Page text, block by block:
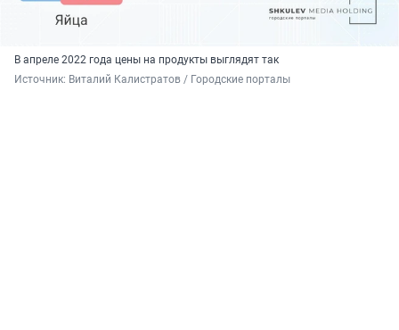
В апреле 2022 года цены на продукты выглядят так
Источник: Виталий Калистратов / Городские порталы